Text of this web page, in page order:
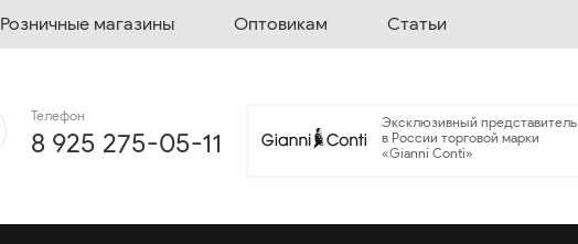
Розничные магазины Оптовикам Статьи
Телефон
8 925 275-05-11
Эксклюзивный представитель
в России торговой марки
«Gianni Conti»